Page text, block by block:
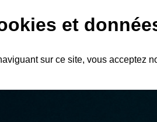
et
sur ce site, vous acceptez